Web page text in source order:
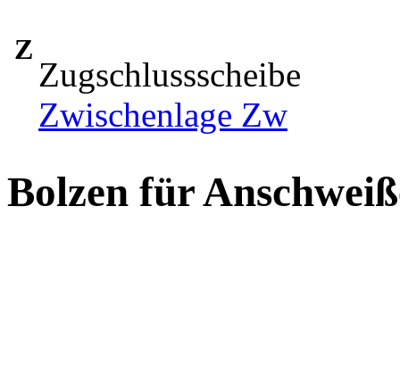
Z
Zugschlussscheibe
Zwischenlage Zw
Bolzen für